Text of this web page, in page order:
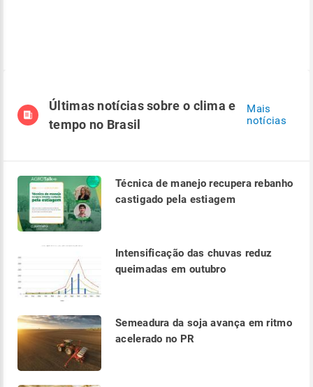
Últimas notícias sobre o clima e
tempo no Brasil
Mais
notícias
Técnica de manejo recupera rebanho
castigado pela estiagem
Intensificação das chuvas reduz
queimadas em outubro
Semeadura da soja avança em ritmo
acelerado no PR